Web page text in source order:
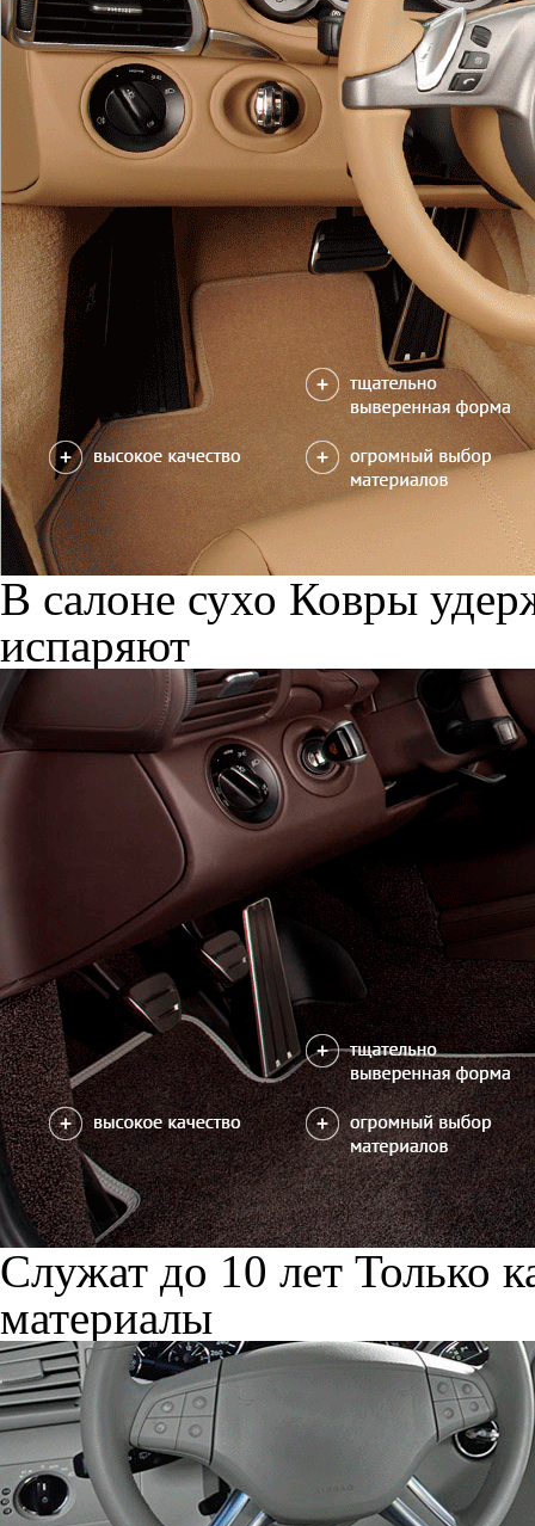
В салоне сухо Ковры
испаряют
Служат до 10 лет Только
материалы